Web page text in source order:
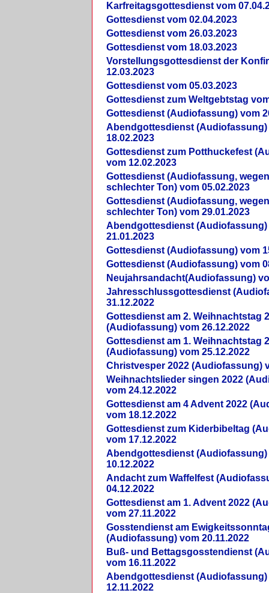
Karfreitagsgottesdienst vom
Gottesdienst vom 02.04.2023
Gottesdienst vom 26.03.2023
Gottesdienst vom 18.03.2023
Vorstellungsgottesdienst der
12.03.2023
Gottesdienst vom 05.03.2023
Gottesdienst zum Weltgebtstag
Gottesdienst (Audiofassung) vom
Abendgottesdienst (Audiofassung)
18.02.2023
Gottesdienst zum Potthuckefest
vom 12.02.2023
Gottesdienst (Audiofassung,
schlechter Ton) vom 05.02.2023
Gottesdienst (Audiofassung,
schlechter Ton) vom 29.01.2023
Abendgottesdienst (Audiofassung)
21.01.2023
Gottesdienst (Audiofassung) vom
Gottesdienst (Audiofassung) vom
Neujahrsandacht(Audiofassung)
Jahresschlussgottesdienst
31.12.2022
Gottesdienst am 2. Weihnachtstag
(Audiofassung) vom 26.12.2022
Gottesdienst am 1. Weihnachtstag
(Audiofassung) vom 25.12.2022
Christvesper 2022 (Audiofassung)
Weihnachtslieder singen 2022
vom 24.12.2022
Gottesdienst am 4 Advent 2022
vom 18.12.2022
Gottesdienst zum Kiderbibeltag
vom 17.12.2022
Abendgottesdienst (Audiofassung)
10.12.2022
Andacht zum Waffelfest
04.12.2022
Gottesdienst am 1. Advent 2022
vom 27.11.2022
Gosstendienst am
(Audiofassung) vom 20.11.2022
Buß- und Bettagsgosstendienst
vom 16.11.2022
Abendgottesdienst (Audiofassung)
12.11.2022